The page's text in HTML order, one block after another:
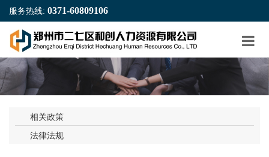
服务热线: 0371-60809106
相关政策
法律法规